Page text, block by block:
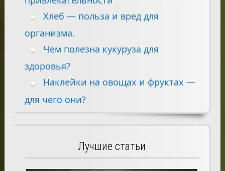
Хлеб — польза и вред для
организма.
Чем полезна кукуруза для
здоровья?
Наклейки на овощах и фруктах —
для чего они?
Лучшие статьи